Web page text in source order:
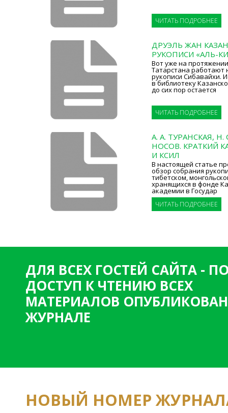
ЧИТАТЬ ПОДРОБНЕЕ
ДРУЭЛЬ ЖАН
РУКОПИСИ «АЛЬ-
Вот уже на
Татарстана работают
рукописи Сибавайхи.
в библиотеку
до сих пор остается
ЧИТАТЬ ПОДРОБНЕЕ
А. А. ТУРАНСКАЯ,
НОСОВ. КРАТКИЙ
И КСИЛ
В настоящей статье
обзор собрания
тибетском,
хранящихся в фонде
академии в Государ
ЧИТАТЬ ПОДРОБНЕЕ
ДЛЯ ВСЕХ ГОСТЕЙ САЙТА -
ДОСТУП К ЧТЕНИЮ ВСЕХ
МАТЕРИАЛОВ
ЖУРНАЛЕ
НОВЫЙ НОМЕР